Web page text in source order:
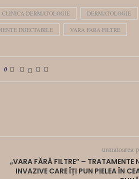
CLINICA DERMATOLOGIE DERMATOLOGIE
INJECTABILE VARA FARA FILTRE
0
urmatoarea
„VARA FĂRĂ FILTRE” – TRATAMENTE
INVAZIVE CARE ÎȚI PUN PIELEA ÎN